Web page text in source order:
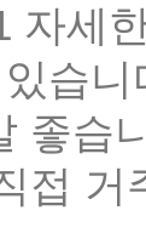
자세
습
좋습
접 거